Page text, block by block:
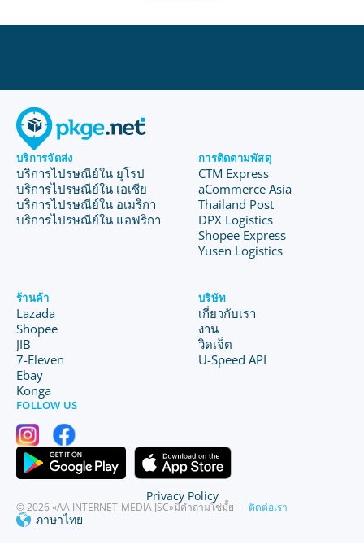
บริการจัดส่ง
บริการไปรษณีย์ใน ยุโรป
บริการไปรษณีย์ใน เอเชีย
บริการไปรษณีย์ใน อเมริกา
บริการไปรษณีย์ใน แอฟริกา
การติดตามพัสดุ
CTM Express
aCommerce Asia
Thailand Post
DPX Logistics
Shopee Express
Yusen Logistics
ร้านค้า
Lazada
Shopee
JIB
7-Eleven
Ebay
Konga
บริษัท
เกี่ยวกับเรา
งาน
วิดเจ็ต
U-Speed API
FOLLOW US
© 2026 «AA INTERNET-MEDIA JSC»มีคำถามใช่มั้ย — ติดต่อเรา
ภาษาไทย
Privacy Policy